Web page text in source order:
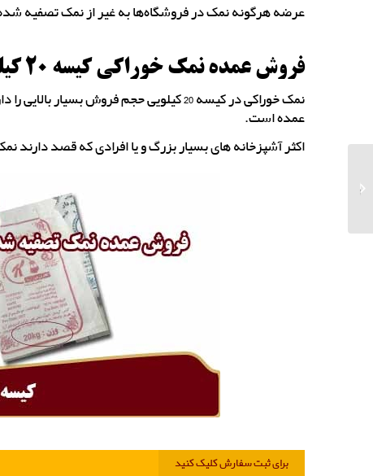
عرضه هرگونه نمک در فروشگاه‌ها به غیر از نمک تصفیه
فروش عمده نمک خوراکی کیسه 20 کیلویی
نمک خوراکی در کیسه 20 کیلویی حجم فروش
عمده است.
اکثر آشپزخانه های بسیار بزرگ و یا افرادی که قصد
برای ثبت سفارش کلیک کنید